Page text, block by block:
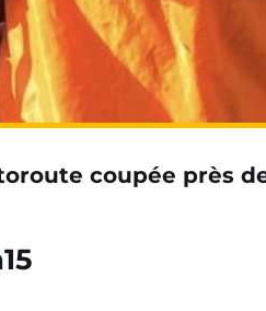
coupée près